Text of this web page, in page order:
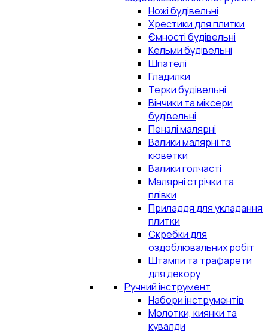
Ножі будівельні
Хрестики для плитки
Ємності будівельні
Кельми будівельні
Шпателі
Гладилки
Терки будівельні
Вінчики та міксери
будівельні
Пензлі малярні
Валики малярні та
кюветки
Валики голчасті
Малярні стрічки та
плівки
Приладдя для укладання
плитки
Скребки для
оздоблювальних робіт
Штампи та трафарети
для декору
Ручний інструмент
Набори інструментів
Молотки, киянки та
кувалди